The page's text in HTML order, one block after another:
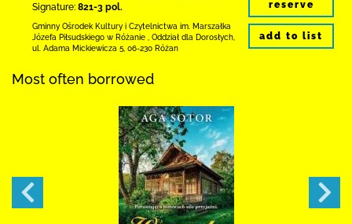
Signature: 821-3 pol.
Gminny Ośrodek Kultury i Czytelnictwa im. Marszałka
Józefa Piłsudskiego w Różanie
Oddział dla Dorosłych,
ul. Adama Mickiewicza 5 06-230 Różan
reserve
add to list
Most often borrowed